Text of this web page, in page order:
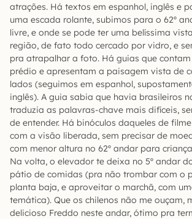
atrações. Há textos em espanhol, inglês e
uma escada rolante, subimos para o 62º
livre, e onde se pode ter uma belíssima
região, de fato todo cercado por vidro, e
pra atrapalhar a foto. Há guias que
prédio e apresentam a paisagem vista de
lados (seguimos em espanhol,
inglês). A guia sabia que havia brasileiros
traduzia as palavras-chave mais difíceis,
de entender. Há binóculos daqueles de
com a visão liberada, sem precisar de
com menor altura no 62º andar para
Na volta, o elevador te deixa no 5º andar
pátio de comidas (pra não trombar com o
planta baja, e aproveitar o marchã, com
temática). Que os chilenos não me ouçam,
delicioso Freddo neste andar, ótimo pra